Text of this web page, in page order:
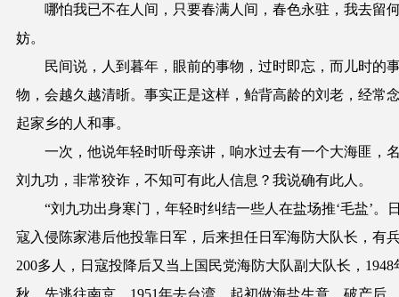
哪怕我已不在人间，只要春满人间，春色永驻，我去留
妨。
民间说，人到暮年，眼前的事物 ，过时即忘，而儿时的
物，会越久 越清晣。 事实正是这样，鲐背高龄的刘老，经常
起家乡的人和事。
一次，他说年轻时听母亲讲，响水过去有一个大海匪，
刘九功，非常狡诈，不知可有此人信息？我说确有此人。
“刘九功出身寒门，年轻时纠结一些人在盐场推‘毛盐’。
寇入侵陈家港后他投靠日军，后来担任日军海防大队长，有
200多人，日寇投降后又当上国民党海防大队副大队长，1948
秋，先逃往南京，1951年去台湾。起初做海盐生意，破产后